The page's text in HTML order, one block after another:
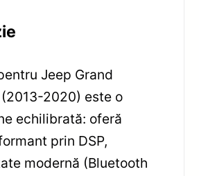
Jeep Grand
2020) este o
echilibrată: oferă
prin DSP,
modernă (Bluetooth